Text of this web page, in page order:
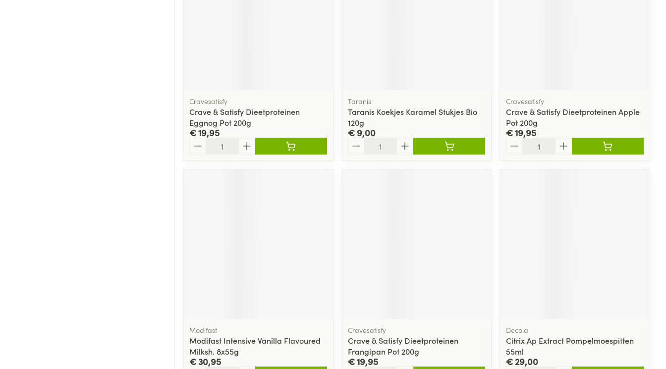
Cravesatisfy
Crave & Satisfy Dieetproteinen
Eggnog Pot 200g
€ 19,95
Taranis
Taranis Koekjes Karamel Stukjes Bio
120g
€ 9,00
Cravesatisfy
Crave & Satisfy Dieetproteinen Apple
Pot 200g
€ 19,95
Modifast
Modifast Intensive Vanilla Flavoured
Milksh. 8x55g
€ 30,95
Cravesatisfy
Crave & Satisfy Dieetproteinen
Frangipan Pot 200g
€ 19,95
Decola
Citrix Ap Extract Pompelmoespitten
55ml
€ 29,00